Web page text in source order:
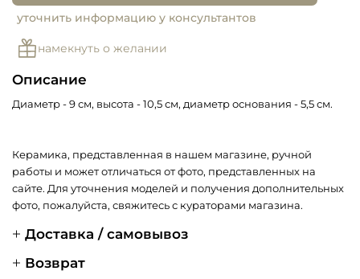
уточнить информацию у консультантов
намекнуть о желании
Описание
Диаметр - 9 см, высота - 10,5 см, диаметр основания - 5,5 см.
Керамика, представленная в нашем магазине, ручной
работы и может отличаться от фото, представленных на
сайте. Для уточнения моделей и получения дополнительных
фото, пожалуйста, свяжитесь с кураторами магазина.
Доставка / самовывоз
Возврат